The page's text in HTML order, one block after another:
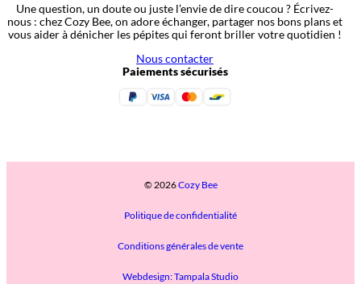
Une question, un doute ou juste l’envie de dire coucou ? Écrivez-
nous : chez Cozy Bee, on adore échanger, partager nos bons plans et
vous aider à dénicher les pépites qui feront briller votre quotidien !
Nous contacter
Paiements sécurisés
© 2026Cozy Bee
Politique de confidentialité
Conditions générales de vente
Webdesign: Tampala Studio